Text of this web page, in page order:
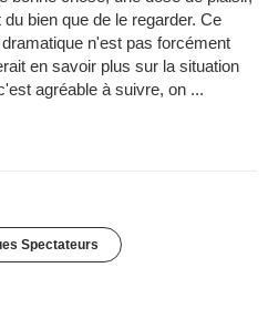
bien que de le regarder. Ce
n'est pas forcément
en savoir plus sur la situation
agréable à suivre, on ...
Spectateurs